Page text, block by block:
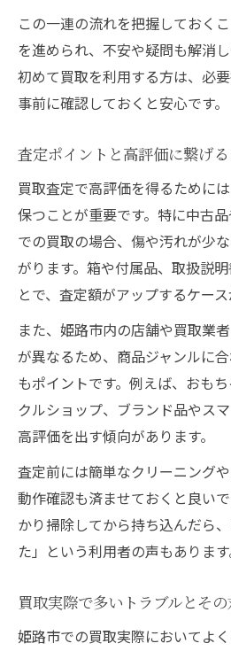
この一連の流れを把握しておく
を進められ、不安や疑問も解消
初めて買取を利用する方は、必
事前に確認しておくと安心です。
査定ポイントと高評価に繋げ
買取査定で高評価を得るために
保つことが重要です。特に中古
での買取の場合、傷や汚れが少
がります。箱や付属品、取扱説
とで、査定額がアップするケース
また、姫路市内の店舗や買取業
が異なるため、商品ジャンルに
もポイントです。例えば、おも
クルショップ、ブランド品やス
高評価を出す傾向があります。
査定前には簡単なクリーニング
動作確認も済ませておくと良い
かり掃除してから持ち込んだら
た」という利用者の声もあります
買取実際で多いトラブルとそ
姫路市での買取実際においてよ